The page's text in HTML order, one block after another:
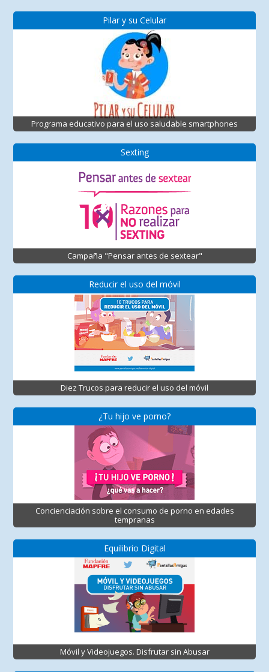
Pilar y su Celular
Programa educativo para el uso saludable smartphones
Sexting
Campaña "Pensar antes de sextear"
Reducir el uso del móvil
Diez Trucos para reducir el uso del móvil
¿Tu hijo ve porno?
Concienciación sobre el consumo de porno en edades
tempranas
Equilibrio Digital
Móvil y Videojuegos. Disfrutar sin Abusar